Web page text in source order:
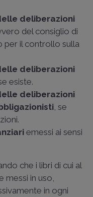
deliberazioni
del consiglio di
per il controllo sulla
deliberazioni
se esiste.
deliberazioni
, se
emessi ai sensi
che i libri di cui al
in uso,
in ogni